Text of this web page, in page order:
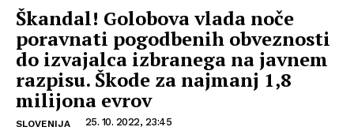
Škandal! Golobova vlada noče
poravnati pogodbenih obveznosti
do izvajalca izbranega na javnem
razpisu. Škode za najmanj 1,8
milijona evrov
SLOVENIJA 25. 10. 2022, 23:45